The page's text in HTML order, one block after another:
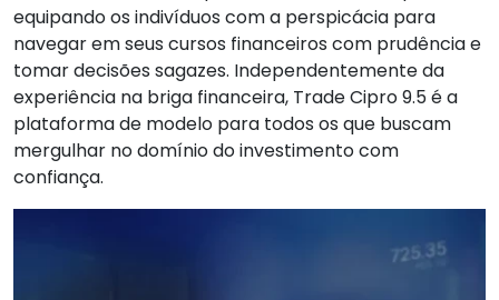
equipando os indivíduos com a perspicácia para
navegar em seus cursos financeiros com prudência e
tomar decisões sagazes. Independentemente da
experiência na briga financeira, Trade Cipro 9.5 é a
plataforma de modelo para todos os que buscam
mergulhar no domínio do investimento com
confiança.